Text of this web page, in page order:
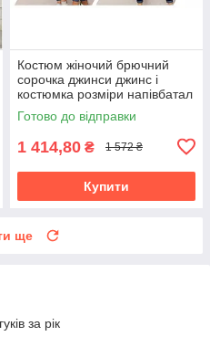
Костюм жіночий брючний
сорочка джинси джинс і
костюмка розміри напівбатал
та батал
Готово до відправки
1 414,80 ₴ 1 572 ₴
Купити
ще
за рік